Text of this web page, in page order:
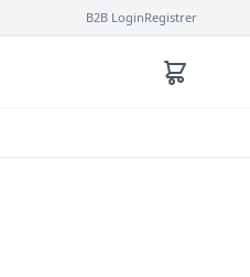
B2B LoginRegistrer